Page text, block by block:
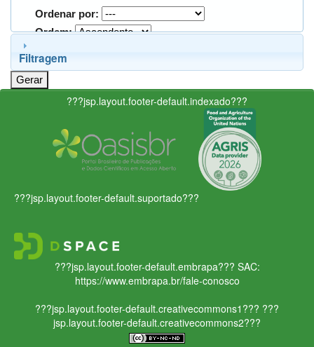
Ordenar por:
Ordem:
Filtragem
???jsp.layout.footer-default.indexado???
???jsp.layout.footer-default.suportado???
???jsp.layout.footer-default.embrapa??? SAC:
https://www.embrapa.br/fale-conosco
???jsp.layout.footer-default.creativecommons1??? ???
jsp.layout.footer-default.creativecommons2???